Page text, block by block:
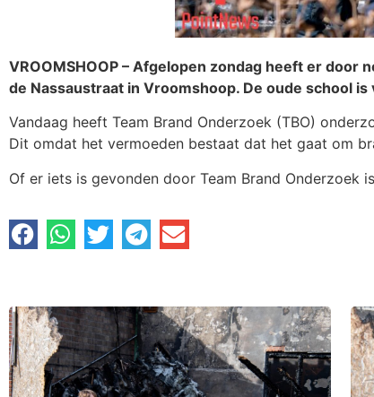
VROOMSHOOP – Afgelopen zondag heeft er door
de Nassaustraat in Vroomshoop. De oude school
Vandaag heeft Team Brand Onderzoek (TBO)
Dit omdat het vermoeden bestaat dat het gaat om
Of er iets is gevonden door Team Brand Onderzoek